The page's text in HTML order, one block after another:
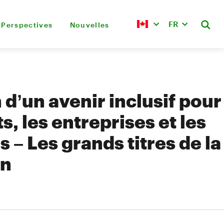
Perspectives Nouvelles FR
avenir inclusif pour
les entreprises et les
– Les grands titres de la